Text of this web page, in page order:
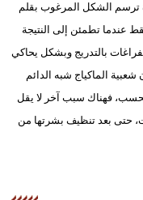
ترسم الشكل المرغوب بقلم
عندما تطمئن إلى النتيجة
بالتدريج وبشكل يحاكي
الماكياج شبه الدائم
فهناك سبب آخر لا يقل
حتى بعد تنظيف بشرتها من